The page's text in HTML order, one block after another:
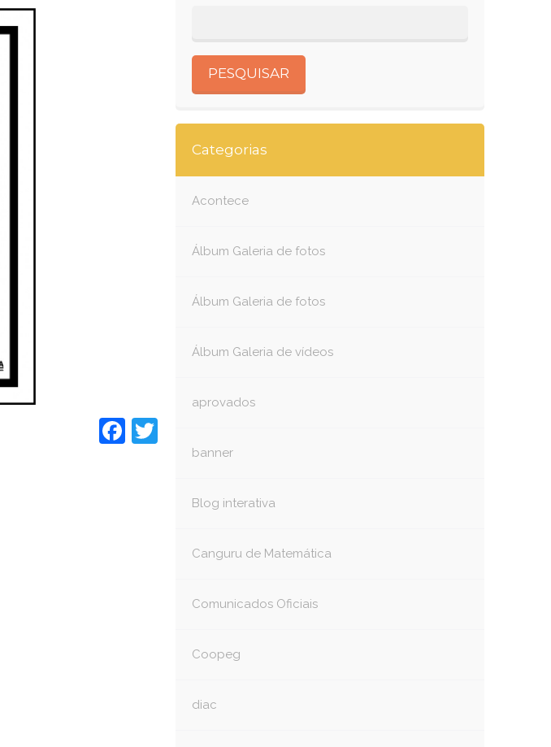
Facebook
Twitter
Categorias
Acontece
Álbum Galeria de fotos
Álbum Galeria de fotos
Álbum Galeria de vídeos
aprovados
banner
Blog interativa
Canguru de Matemática
Comunicados Oficiais
Coopeg
diac